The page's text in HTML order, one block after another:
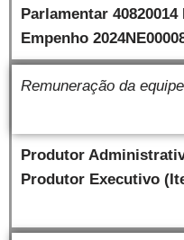
Parlamentar
Empenho
Remuneração da
Produtor
Produtor Executivo